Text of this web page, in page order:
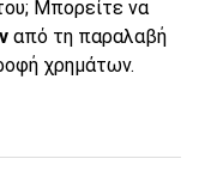
Μπορείτε να
από τη παραλαβή
χρημάτων.